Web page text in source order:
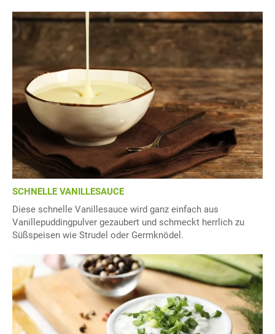
SCHNELLE VANILLESAUCE
Diese schnelle Vanillesauce wird ganz einfach aus
Vanillepuddingpulver gezaubert und schmeckt herrlich zu
Süßspeisen wie Strudel oder Germknödel.